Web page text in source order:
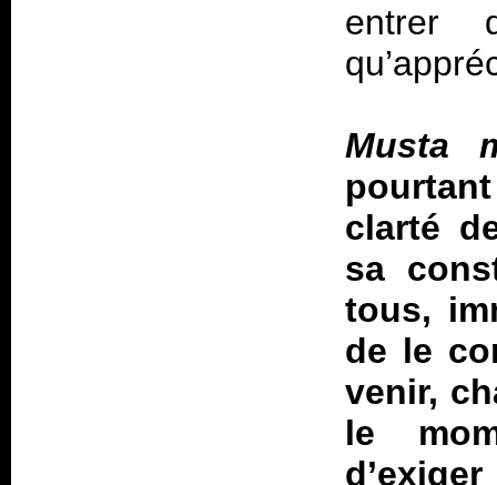
entrer
Musta
clarté
sa
tous,
de le
venir,
le